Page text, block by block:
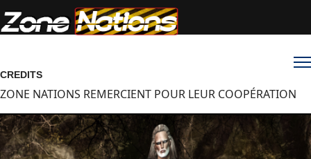
CREDITS
ZONE NATIONS REMERCIENT POUR LEUR COOPÉRATION